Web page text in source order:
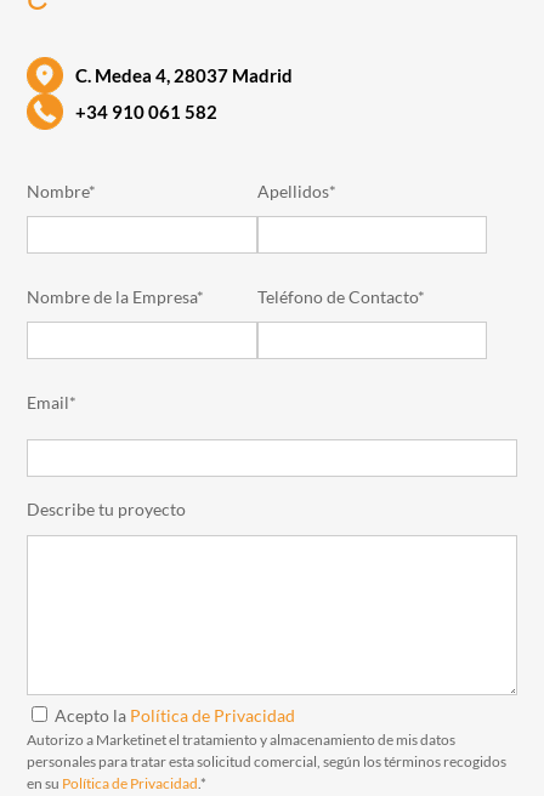
C. Medea 4, 28037 Madrid
+34 910 061 582
Nombre* Apellidos*
Nombre de la Empresa* Teléfono de Contacto*
Email*
Describe tu proyecto
Acepto la Política de Privacidad
Autorizo a Marketinet el tratamiento y almacenamiento de mis datos
personales para tratar esta solicitud comercial, según los términos recogidos
en su Política de Privacidad.*